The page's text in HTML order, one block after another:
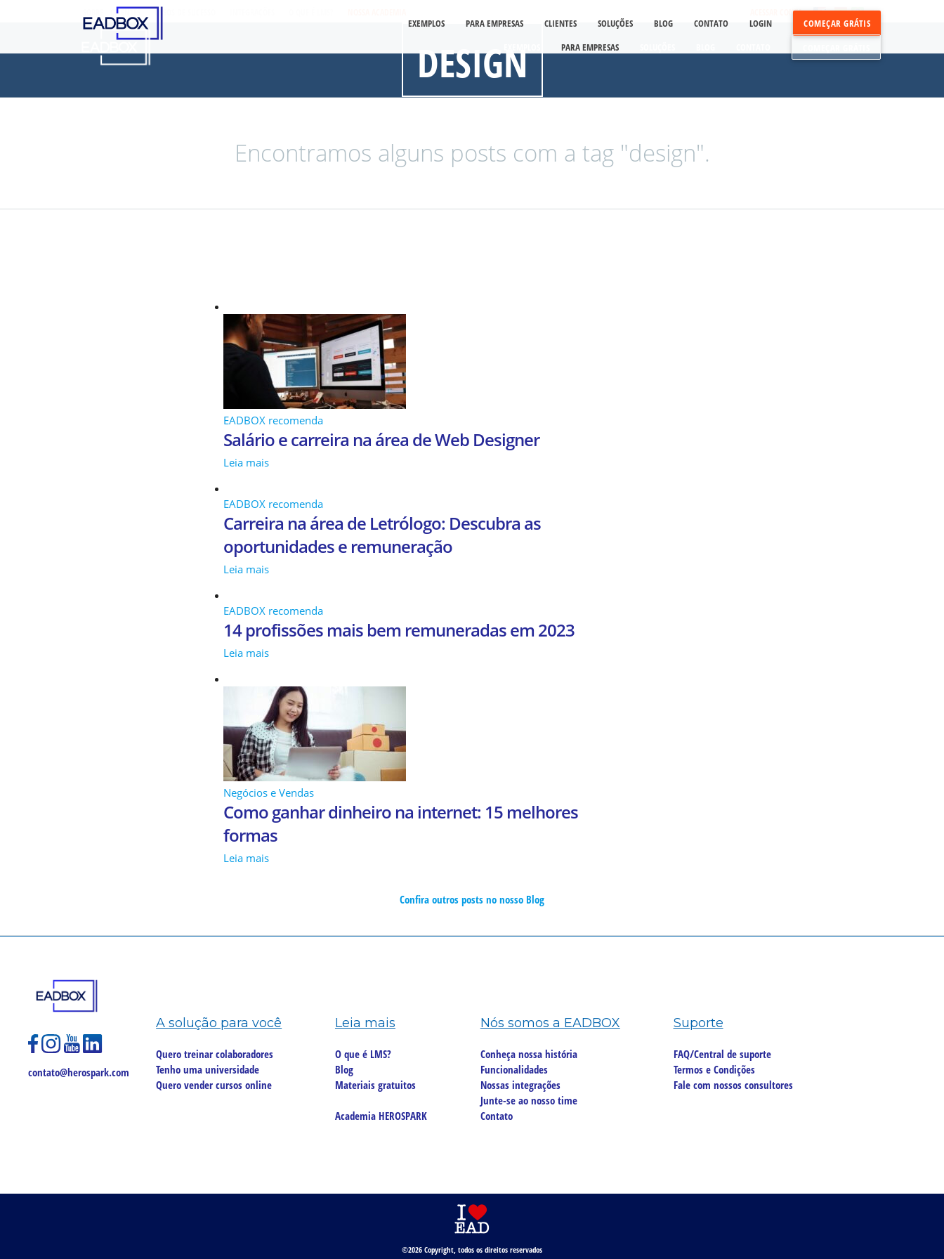
CLIENTES CASOS DE SUCESSO ACESSAR CONTA
PARA EMPRESAS
EXEMPLOS PARA EMPRESAS CLIENTES SOLUÇÕES BLOG CONTATO LOGIN COMEÇAR GRÁTIS
DESIGN
Encontramos alguns posts com a tag "design".
EADBOX recomenda
Salário e carreira na área de Web Designer
Leia mais
EADBOX recomenda
Carreira na área de Letrólogo: Descubra as
oportunidades e remuneração
Leia mais
EADBOX recomenda
14 profissões mais bem remuneradas em 2023
Leia mais
Negócios e Vendas
Como ganhar dinheiro na internet: 15 melhores
formas
Leia mais
Confira outros posts no nosso Blog
contato@herospark.com
A solução para você
Quero treinar colaboradores
Tenho uma universidade
Quero vender cursos online
Leia mais
O que é LMS?
Blog
Materiais gratuitos
Academia HEROSPARK
Nós somos a EADBOX
Conheça nossa história
Funcionalidades
Nossas integrações
Junte-se ao nosso time
Contato
Suporte
FAQ/Central de suporte
Termos e Condições
Fale com nossos consultores
©2026 Copyright, todos os direitos reservados